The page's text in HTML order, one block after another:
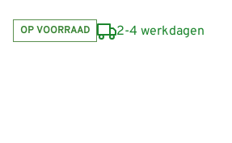
OP VOORRAAD 2-4 werkdagen